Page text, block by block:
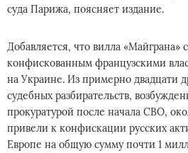
суда Парижа, поясняет издание.
Добавляется, что вилла «Майграна»
конфискованным французскими
на Украине. Из примерно двадцати
судебных разбирательств,
прокуратурой после начала СВО,
привели к конфискации русских
Европе на общую сумму почти 1